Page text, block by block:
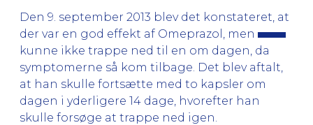
Den 9. september 2013 blev det konstateret, at
der var en god effekt af Omeprazol, men
kunne ikke trappe ned til en om dagen, da
symptomerne så kom tilbage. Det blev aftalt,
at han skulle fortsætte med to kapsler om
dagen i yderligere 14 dage, hvorefter han
skulle forsøge at trappe ned igen.